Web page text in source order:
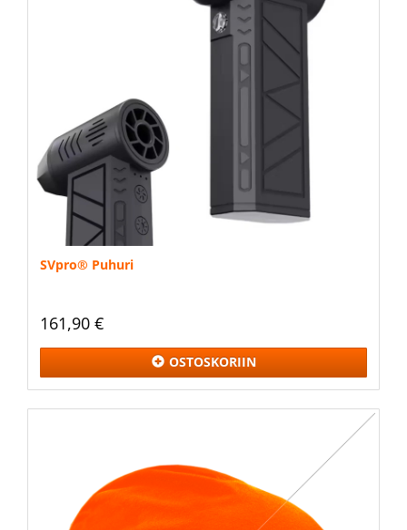
SVpro®️ Puhuri
161,90 €
OSTOSKORIIN